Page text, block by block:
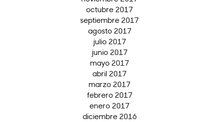
octubre 2017
septiembre 2017
agosto 2017
julio 2017
junio 2017
mayo 2017
abril 2017
marzo 2017
febrero 2017
enero 2017
diciembre 2016